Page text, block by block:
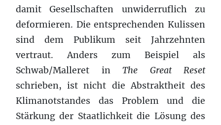
damit Gesellschaften unwiderruflich zu
deformieren. Die entsprechenden Kulissen
sind dem Publikum seit Jahrzehnten
vertraut. Anders zum Beispiel als
Schwab/Malleret in The Great Reset
schrieben, ist nicht die Abstraktheit des
Klimanotstandes das Problem und die
Stärkung der Staatlichkeit die Lösung des